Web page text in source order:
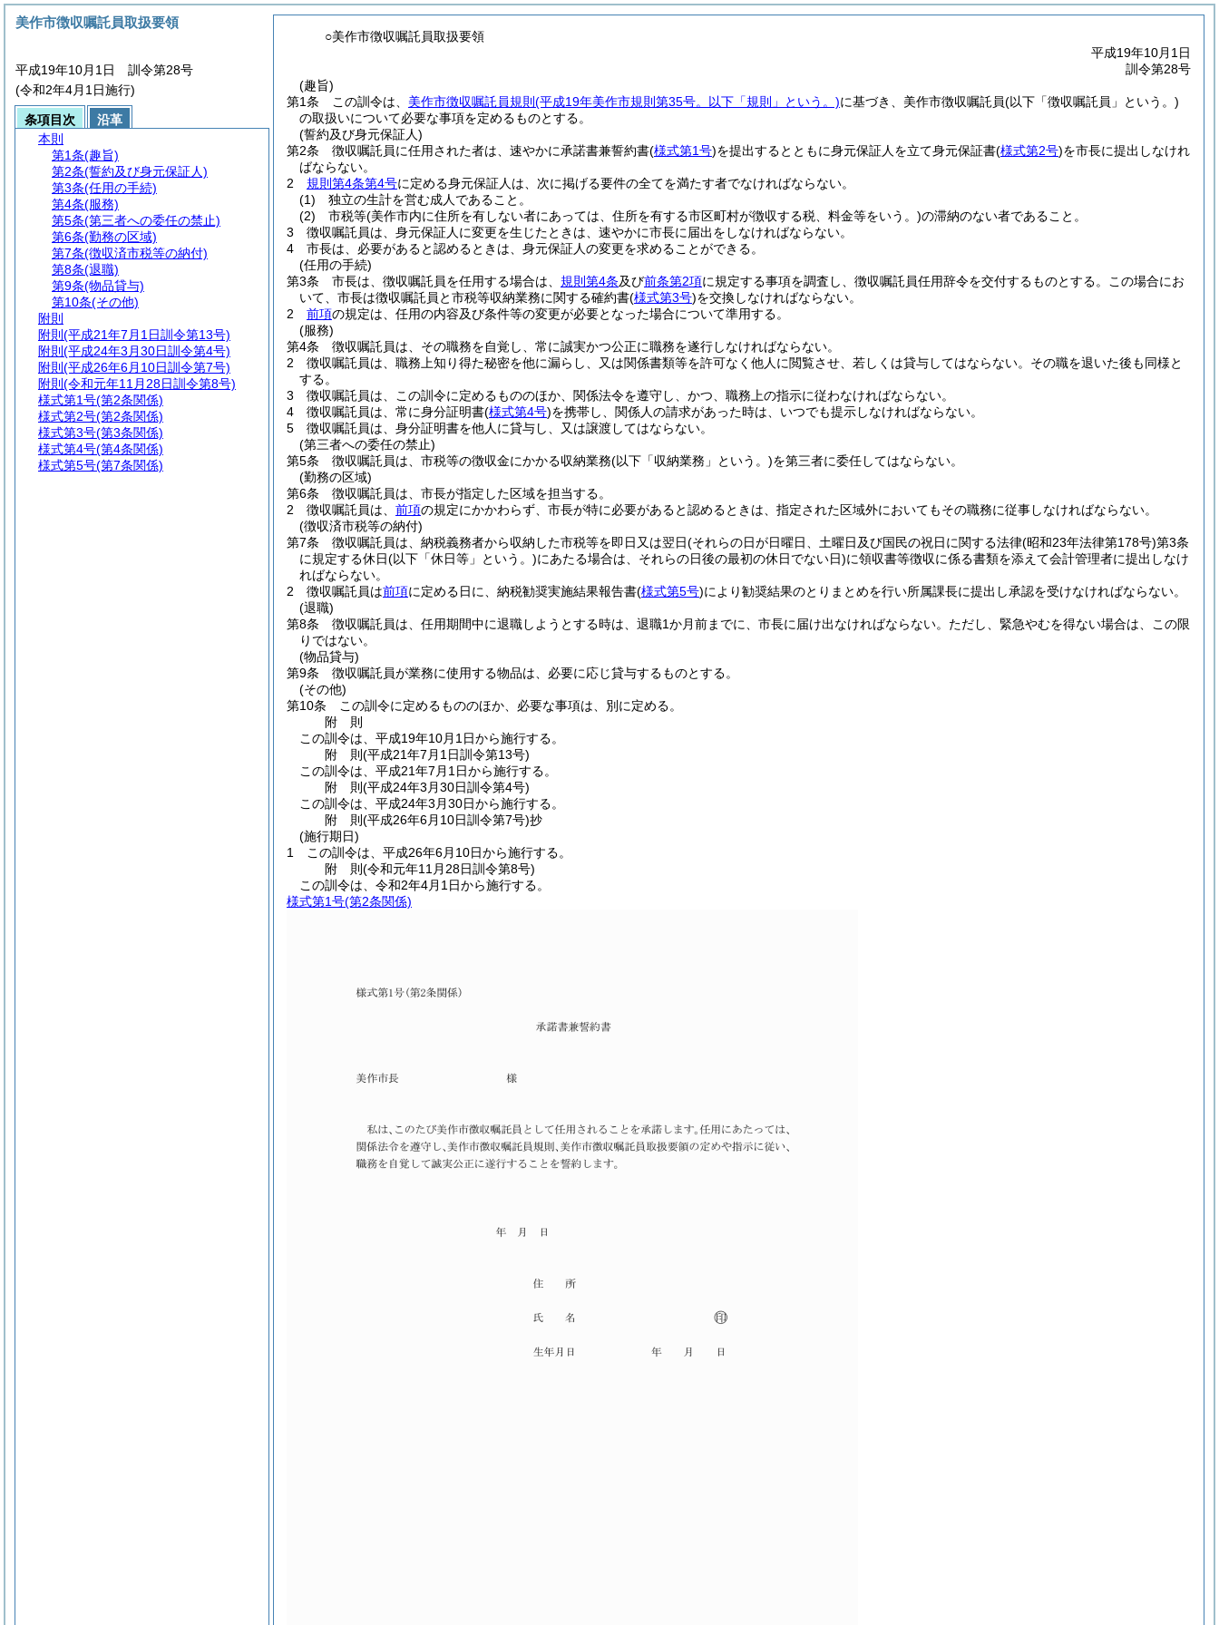
○美作市徴収嘱託員取扱要領
平成19年10月1日
訓令第28号
(趣旨)
第1条
この訓令は、 美作市徴収嘱託員規則 (平成19年美作市規則第35号。以下「規則」という。)に基づき、美作市徴収嘱託員(以下「徴収嘱託員」という。)
の取扱いについて必要な事項を定めるものとする。
(誓約及び身元保証人)
第2条
徴収嘱託員に任用された者は、速やかに承諾書兼誓約書(様式第1号)を提出するとともに身元保証人を立て身元保証書(様式第2号)を市長に提出しなけれ
ばならない。
2
規則第4条第4号に定める身元保証人は、次に掲げる要件の全てを満たす者でなければならない。
(1)
独立の生計を営む成人であること。
(2)
市税等(美作市内に住所を有しない者にあっては、住所を有する市区町村が徴収する税、料金等をいう。)の滞納のない者であること。
3
徴収嘱託員は、身元保証人に変更を生じたときは、速やかに市長に届出をしなければならない。
4
市長は、必要があると認めるときは、身元保証人の変更を求めることができる。
(任用の手続)
第3条
市長は、徴収嘱託員を任用する場合は、 規則第4条及び前条第2項に規定する事項を調査し、徴収嘱託員任用辞令を交付するものとする。
この場合にお
いて、市長は徴収嘱託員と市税等収納業務に関する確約書(様式第3号)を交換しなければならない。
2
前項の規定は、任用の内容及び条件等の変更が必要となった場合について準用する。
(服務)
第4条
徴収嘱託員は、その職務を自覚し、常に誠実かつ公正に職務を遂行しなければならない。
2
徴収嘱託員は、職務上知り得た秘密を他に漏らし、又は関係書類等を許可なく他人に閲覧させ、若しくは貸与してはならない。 その職を退いた後も同様と
する。
3
徴収嘱託員は、この訓令に定めるもののほか、関係法令を遵守し、かつ、職務上の指示に従わなければならない。
4
徴収嘱託員は、常に身分証明書(様式第4号)を携帯し、関係人の請求があった時は、いつでも提示しなければならない。
5
徴収嘱託員は、身分証明書を他人に貸与し、又は譲渡してはならない。
(第三者への委任の禁止)
第5条
徴収嘱託員は、市税等の徴収金にかかる収納業務(以下「収納業務」という。)を第三者に委任してはならない。
(勤務の区域)
第6条
徴収嘱託員は、市長が指定した区域を担当する。
2
徴収嘱託員は、 前項の規定にかかわらず、市長が特に必要があると認めるときは、指定された区域外においてもその職務に従事しなければならない。
(徴収済市税等の納付)
第7条
徴収嘱託員は、納税義務者から収納した市税等を即日又は翌日(それらの日が日曜日、土曜日及び国民の祝日に関する法律(昭和23年法律第178号)第3条
に規定する休日(以下「休日等」という。)にあたる場合は、それらの日後の最初の休日でない日)に領収書等徴収に係る書類を添えて会計管理者に提出しなけ
ればならない。
2
徴収嘱託員は前項に定める日に、納税勧奨実施結果報告書(様式第5号)により勧奨結果のとりまとめを行い所属課長に提出し承認を受けなければならない。
(退職)
第8条
徴収嘱託員は、任用期間中に退職しようとする時は、退職1か月前までに、市長に届け出なければならない。 ただし、緊急やむを得ない場合は、この限
りではない。
(物品貸与)
第9条
徴収嘱託員が業務に使用する物品は、必要に応じ貸与するものとする。
(その他)
第10条
この訓令に定めるもののほか、必要な事項は、別に定める。
附 則
この訓令は、平成19年10月1日から施行する。
附 則(平成21年7月1日訓令第13号)
この訓令は、平成21年7月1日から施行する。
附 則(平成24年3月30日訓令第4号)
この訓令は、平成24年3月30日から施行する。
附 則(平成26年6月10日訓令第7号)抄
(施行期日)
1
この訓令は、平成26年6月10日から施行する。
附 則(令和元年11月28日訓令第8号)
この訓令は、令和2年4月1日から施行する。
様式第1号(第2条関係)
美作市徴収嘱託員取扱要領
平成19年10月1日 訓令第28号
(令和2年4月1日施行)
条項目次
沿革
本則
第1条(趣旨)
第2条(誓約及び身元保証人)
第3条(任用の手続)
第4条(服務)
第5条(第三者への委任の禁止)
第6条(勤務の区域)
第7条(徴収済市税等の納付)
第8条(退職)
第9条(物品貸与)
第10条(その他)
附則
附則 (平成21年7月1日訓令第13号)
附則 (平成24年3月30日訓令第4号)
附則 (平成26年6月10日訓令第7号)
附則 (令和元年11月28日訓令第8号)
様式第1号(第2条関係)
様式第2号(第2条関係)
様式第3号(第3条関係)
様式第4号(第4条関係)
様式第5号(第7条関係)